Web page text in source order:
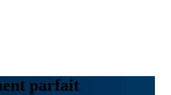
parfait